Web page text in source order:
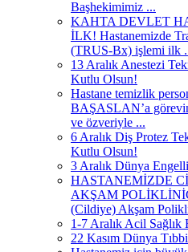
Başhekimimiz ...
KAHTA DEVLET
İLK! Hastanemizde
(TRUS-Bx) işlemi ilk
13 Aralık Anestezi
Kutlu Olsun!
Hastane temizlik
BAŞASLAN’a
ve özveriyle ...
6 Aralık Diş Protez
Kutlu Olsun!
3 Aralık Dünya
HASTANEMİZDE
AKŞAM
(Cildiye) Akşam
1-7 Aralık Acil
22 Kasım Dünya